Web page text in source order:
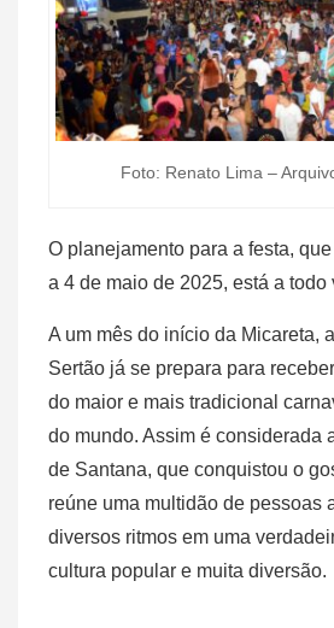
Foto: Renato Lima –
O planejamento para a festa,
a 4 de maio de 2025, está a todo
A um mês do início da Micareta,
Sertão já se prepara para
do maior e mais tradicional
do mundo. Assim é considerada
de Santana, que conquistou o
reúne uma multidão de pessoas
diversos ritmos em uma
cultura popular e muita diversão.